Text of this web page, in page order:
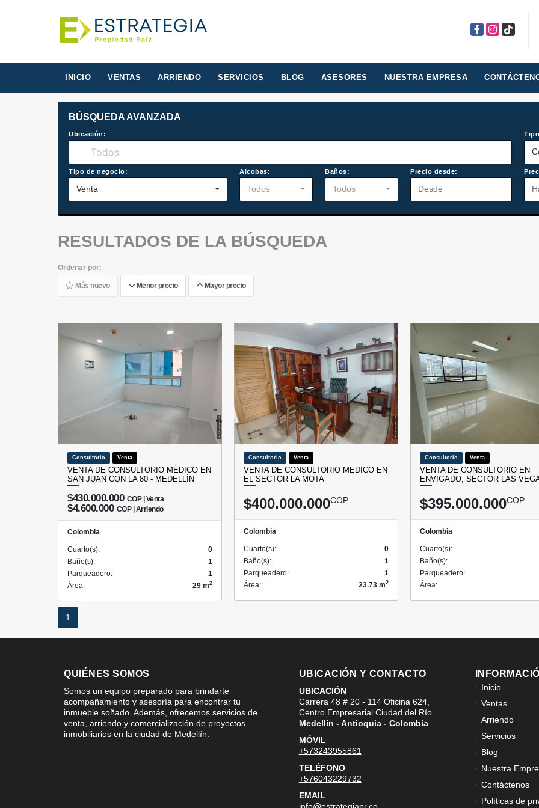
Facebook
Instagram
TikTok
INICIO VENTAS ARRIENDO SERVICIOS BLOG ASESORES NUESTRA EMPRESA
BÚSQUEDA AVANZADA
Ubicación:
Tipo de negocio:
Venta
Alcobas:
Todos
Baños:
Todos
Precio desde:
RESULTADOS DE LA BÚSQUEDA
Ordenar por:
Más nuevo Menor precio Mayor precio
Consultorio Venta
VENTA DE CONSULTORIO MÉDICO EN
SAN JUAN CON LA 80 - MEDELLÍN
$430.000.000 COP | Venta
$4.600.000 COP | Arriendo
Colombia
Cuarto(s):
0
Baño(s):
1
Parqueadero:
1
Área:
29 m2
Consultorio Venta
VENTA DE CONSULTORIO MEDICO EN
EL SECTOR LA MOTA
$400.000.000COP
Colombia
Cuarto(s):
0
Baño(s):
1
Parqueadero:
1
Área:
23.73 m2
Consultorio Venta
VENTA DE CONSULTORIO EN
ENVIGADO, SECTOR LAS
$395.000.000COP
Colombia
Cuarto(s):
Baño(s):
Parqueadero:
Área:
1
QUIÉNES SOMOS
Somos un equipo preparado para brindarte
acompañamiento y asesoría para encontrar tu
inmueble soñado. Además, ofrecemos servicios de
venta, arriendo y comercialización de proyectos
inmobiliarios en la ciudad de Medellín.
UBICACIÓN Y CONTACTO
UBICACIÓN
Carrera 48 # 20 - 114 Oficina 624,
Centro Empresarial Ciudad del Río
Medellín - Antioquia - Colombia
MÓVIL
+573243955861
TELÉFONO
+576043229732
EMAIL
Inicio
Ventas
Arriendo
Servicios
Blog
Nuestra
Contáctenos
Políticas de